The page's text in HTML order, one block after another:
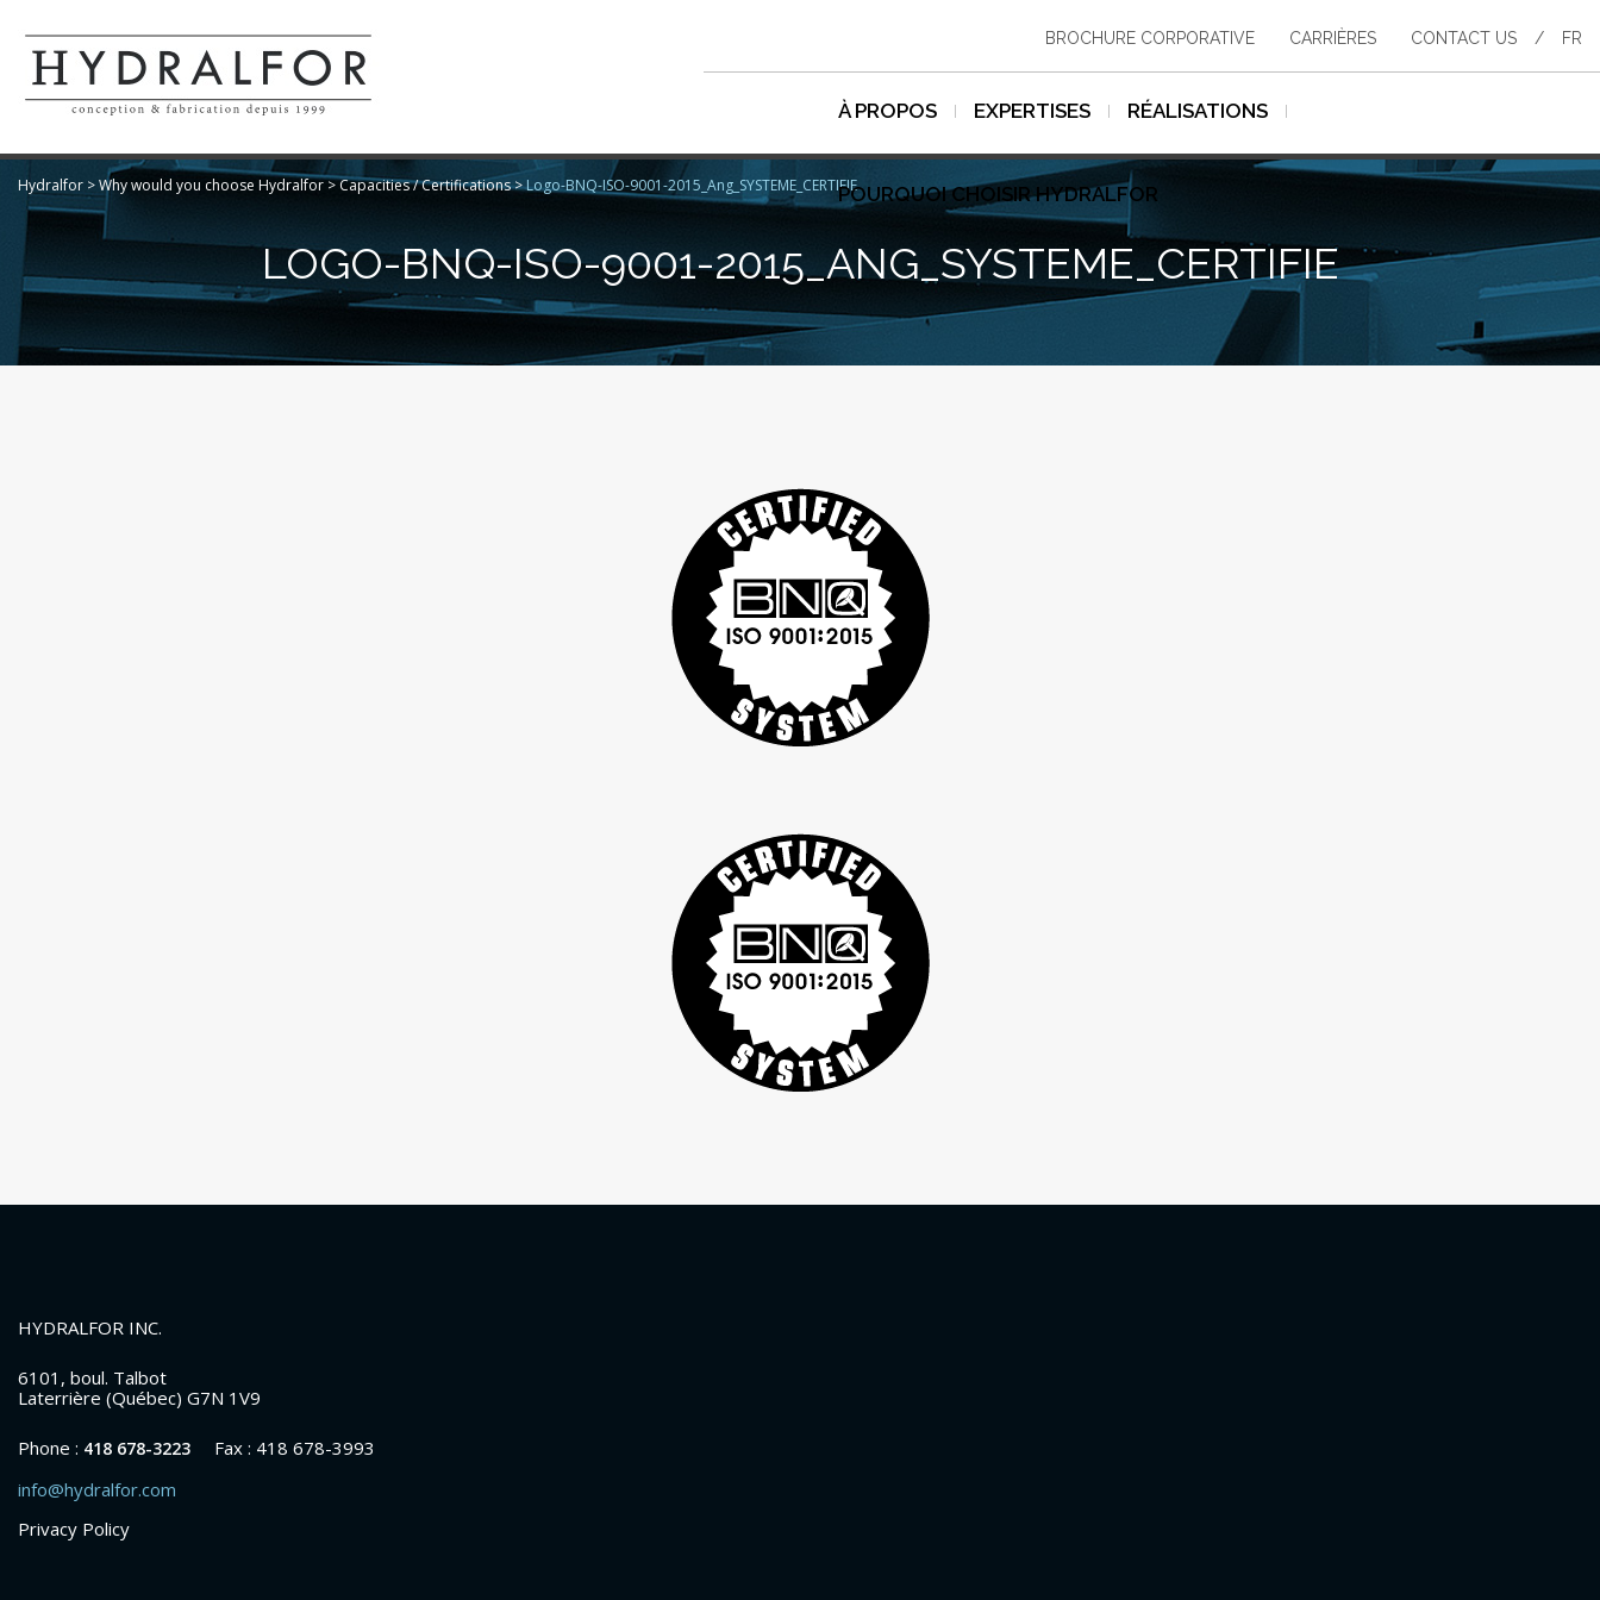
FR
/
BROCHURE CORPORATIVE CARRIÈRES CONTACT US
À PROPOS EXPERTISES RÉALISATIONS
POURQUOI CHOISIR HYDRALFOR
Hydralfor >Why would you choose Hydralfor>Capacities / Certifications>Logo-BNQ-ISO-9001-2015_Ang_SYSTEME_CERTIFIE
LOGO-BNQ-ISO-9001-2015_ANG_SYSTEME_CERTIFIE
HYDRALFOR INC.
6101, boul. Talbot
Laterrière (Québec) G7N 1V9
Phone : 418 678-3223
Fax : 418 678-3993
info@hydralfor.com
Privacy Policy